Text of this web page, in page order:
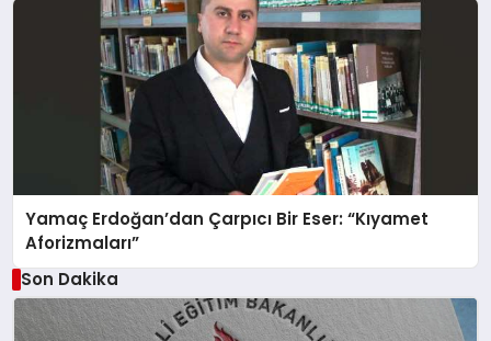
Yamaç Erdoğan’dan Çarpıcı Bir Eser: “Kıyamet
Aforizmaları”
Son Dakika